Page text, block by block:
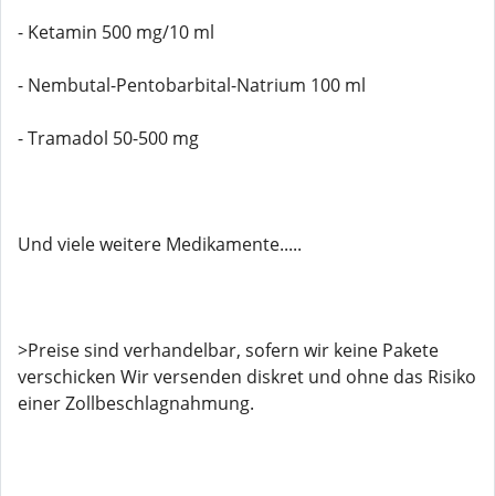
- Ketamin 500 mg/10 ml
- Nembutal-Pentobarbital-Natrium 100 ml
- Tramadol 50-500 mg
Und viele weitere Medikamente.....
>Preise sind verhandelbar, sofern wir keine Pakete
verschicken Wir versenden diskret und ohne das Risiko
einer Zollbeschlagnahmung.